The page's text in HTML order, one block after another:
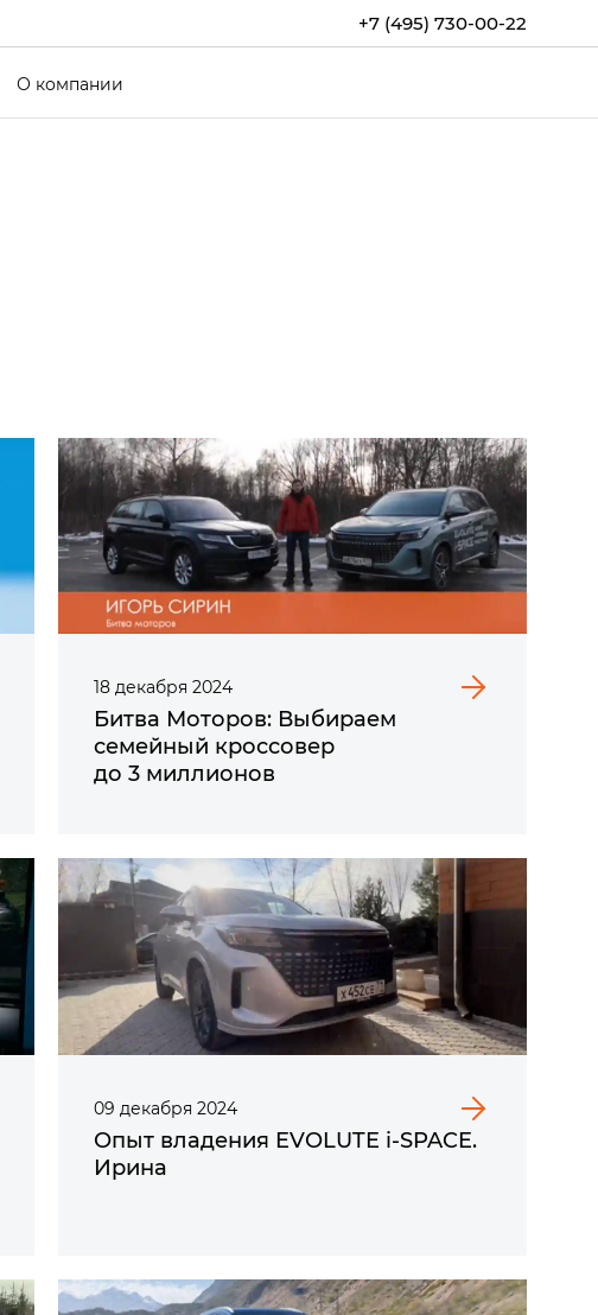
+7 (495) 730-00-22
О компании
18 декабря 2024
Битва Моторов: Выбираем
семейный кроссовер
до 3 миллионов
09 декабря 2024
Опыт владения EVOLUTE i‑SPACE.
Ирина